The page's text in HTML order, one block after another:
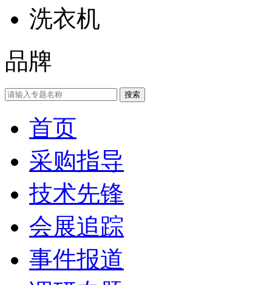
洗衣机
品牌
首页
采购指导
技术先锋
会展追踪
事件报道